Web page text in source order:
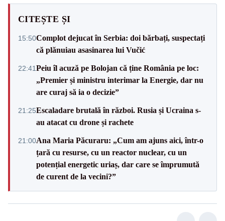
CITEȘTE ȘI
15:50Complot dejucat în Serbia: doi bărbați, suspectați
că plănuiau asasinarea lui Vučić
22:41Peiu îl acuză pe Bolojan că ține România pe loc:
„Premier și ministru interimar la Energie, dar nu
are curaj să ia o decizie”
21:25Escaladare brutală în război. Rusia și Ucraina s-
au atacat cu drone și rachete
21:00Ana Maria Păcuraru: „Cum am ajuns aici, într-o
țară cu resurse, cu un reactor nuclear, cu un
potențial energetic uriaș, dar care se împrumută
de curent de la vecini?”